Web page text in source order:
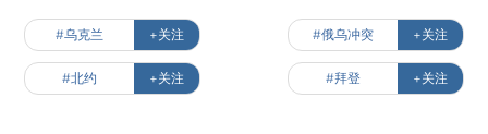
#乌克兰 +关注 #俄乌冲突 +关注
#北约 +关注 #拜登 +关注